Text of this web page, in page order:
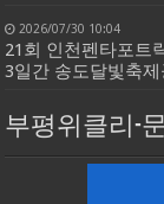
2026/07/30 10:04
21회 인천펜타포트
3일간 송도달빛축제
부평위클리-